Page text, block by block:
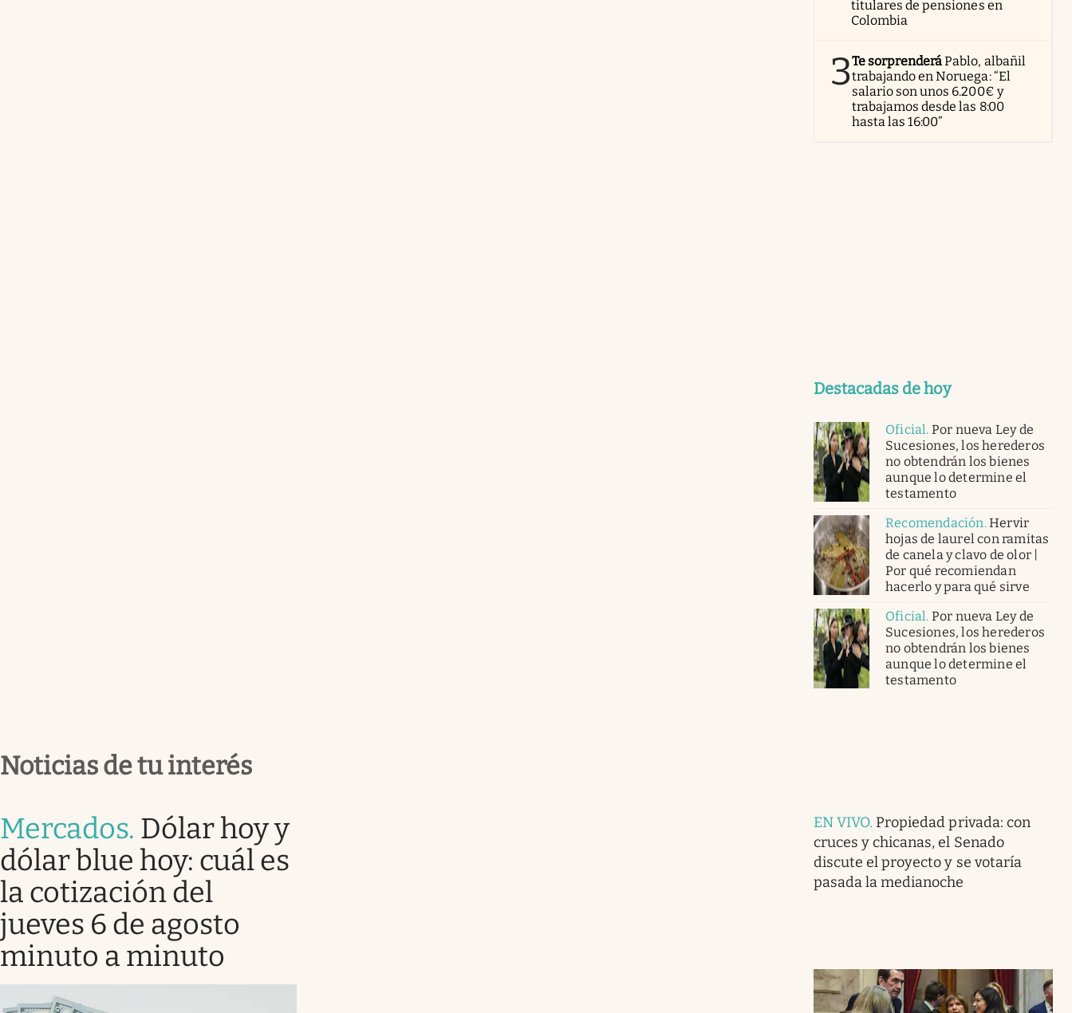
titulares de pensiones en
Colombia
3Te sorprenderáPablo, albañil
trabajando en Noruega: “El
salario son unos 6.200€ y
trabajamos desde las 8:00
hasta las 16:00”
Destacadas de hoy
Oficial. Por nueva Ley de
Sucesiones, los herederos
no obtendrán los bienes
aunque lo determine el
testamento
Recomendación.Hervir
hojas de laurel con ramitas
de canela y clavo de olor |
Por qué recomiendan
hacerlo y para qué sirve
Oficial. Por nueva Ley de
Sucesiones, los herederos
no obtendrán los bienes
aunque lo determine el
testamento
Noticias de tu interés
Mercados. Dólar hoy y
dólar blue hoy: cuál es
la cotización del
jueves 6 de agosto
minuto a minuto
EN VIVO. Propiedad privada: con
cruces y chicanas, el Senado
discute el proyecto y se votaría
pasada la medianoche